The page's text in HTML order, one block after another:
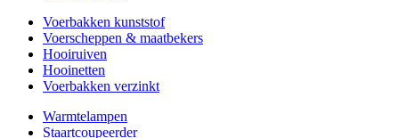
Voerbakken kunststof
Voerscheppen & maatbekers
Hooiruiven
Hooinetten
Voerbakken verzinkt
Warmtelampen
Staartcoupeerder